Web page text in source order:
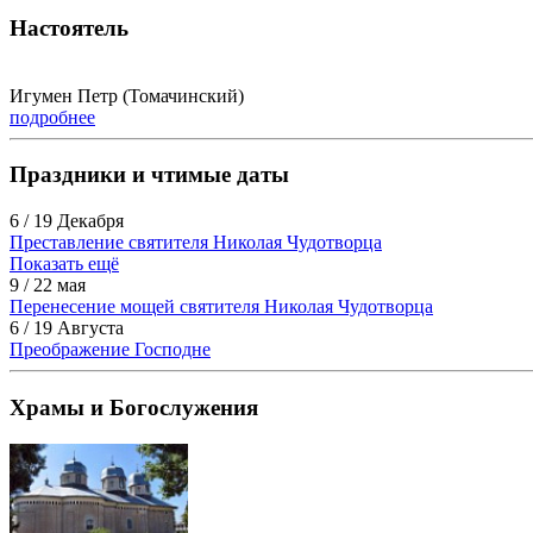
Настоятель
Игумен Петр (Томачинский)
подробнее
Праздники и чтимые даты
6 / 19 Декабря
Преставление святителя Николая Чудотворца
Показать ещё
9 / 22 мая
Перенесение мощей святителя Николая Чудотворца
6 / 19 Августа
Преображение Господне
Храмы и Богослужения